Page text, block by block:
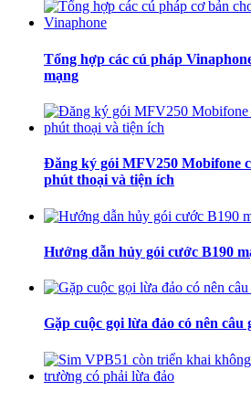
Tổng hợp các cú pháp
mạng
Đăng ký gói MFV250 Mobifone
phút thoại và tiện ích
Hướng dẫn hủy gói cước B190
Gặp cuộc gọi lừa đảo có nên câu